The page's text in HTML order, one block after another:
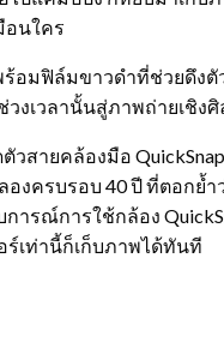
อนใคร
ร้อมฟิล์มขาวดำที่ช่วยดึ
งเวลานั้นสู่ภาพถ่ายเชิง
วสายคล้องมือ
ครบรอบ 40 ปี ที่ตอกย้ำ
ารณ์การใช้กล้อง
เท่านี้ก็เก็บภาพได้ทันที